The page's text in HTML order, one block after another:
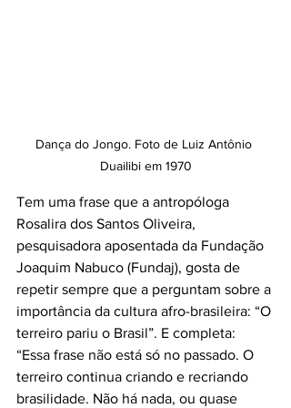
Dança do Jongo. Foto de Luiz Antônio
Duailibi em 1970
Tem uma frase que a antropóloga
Rosalira dos Santos Oliveira,
pesquisadora aposentada da Fundação
Joaquim Nabuco (Fundaj), gosta de
repetir sempre que a perguntam sobre a
importância da cultura afro-brasileira: “O
terreiro pariu o Brasil”. E completa:
“Essa frase não está só no passado. O
terreiro continua criando e recriando
brasilidade. Não há nada, ou quase